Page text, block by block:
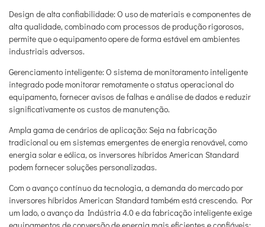
Design de alta confiabilidade: O uso de materiais e componentes de
alta qualidade, combinado com processos de produção rigorosos,
permite que o equipamento opere de forma estável em ambientes
industriais adversos.
Gerenciamento inteligente: O sistema de monitoramento inteligente
integrado pode monitorar remotamente o status operacional do
equipamento, fornecer avisos de falhas e análise de dados e reduzir
significativamente os custos de manutenção.
Ampla gama de cenários de aplicação: Seja na fabricação
tradicional ou em sistemas emergentes de energia renovável, como
energia solar e eólica, os inversores híbridos American Standard
podem fornecer soluções personalizadas.
Com o avanço contínuo da tecnologia, a demanda do mercado por
inversores híbridos American Standard também está crescendo. Por
um lado, o avanço da Indústria 4.0 e da fabricação inteligente exige